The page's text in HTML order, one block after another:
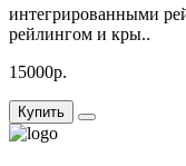
интегрированными
рейлингом и кры..
15000р.
Купить